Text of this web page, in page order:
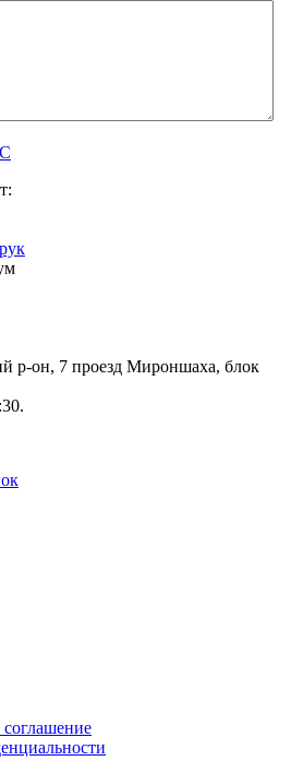
р-он, 7 проезд Мироншаха, блок
соглашение